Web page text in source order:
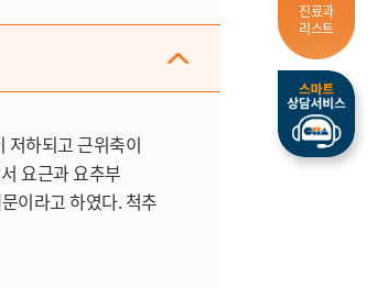
진료과
리스트
저하되고 근위축이
요근과 요추부
이라고 하였다. 척추